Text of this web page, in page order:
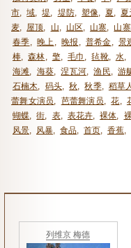
市, 域, 堤, 堤防, 塑像, 夏, 夏
麦, 屋顶, 山, 山区, 山寨, 山
春季, 晚上, 晚报 , 普希金, 景
棒, 森林, 檠, 毛巾 , 毡靴, 水,
海滩, 海葵, 涅瓦河, 渔民, 游
石楠木, 码头, 秋, 秋季, 稻草
蕾舞女演员, 芭蕾舞演员, 花,
蝴蝶, 街, 表, 表花卉, 裸体,
风景, 风暴, 食品, 首页, 香蕉,
列维京 梅德